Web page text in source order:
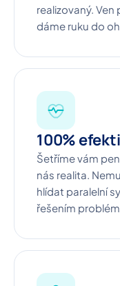
realizovaný.
dáme ruku do
100%
Šetříme vám
nás realita.
hlídat paralelní
řešením